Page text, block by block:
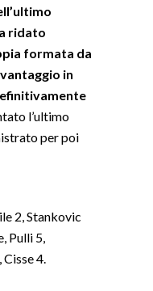
ridato
formata da
in
l’ultimo
per poi
2, Stankovic
Pulli 5,
4.